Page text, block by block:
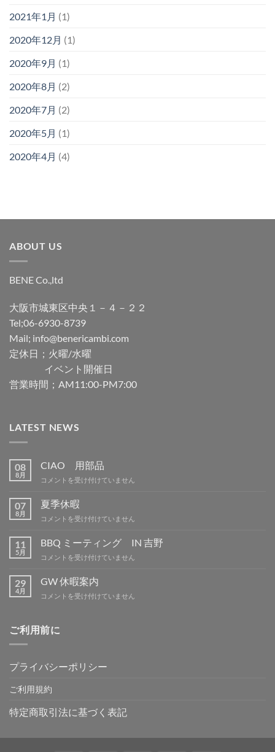
2021年1月 (1)
2020年12月 (1)
2020年9月 (1)
2020年8月 (2)
2020年7月 (2)
2020年5月 (1)
2020年4月 (4)
ABOUT US
BENE Co.,ltd
大阪市城東区中央１－４－２２
Tel;06-6930-8739
Mail; info@benericambi.com
定休日；火曜/水曜
イベント開催日
営業時間；AM11:00-PM7:00
LATEST NEWS
08
8月
CIAO 用部品
CIAO
部
品
は
コメントを受け付けていません
07
8月
夏季休暇
夏
休
暇
は
コメントを受け付けていません
11
5月
BBQ ミーティング IN 吉野
BBQ
ー
テ
ィ
IN
コメントを受け付けていません
29
4月
GW 休暇案内
GW
案
内
コメントを受け付けていません
ご利用前に
プライバシーポリシー
ご利用規約
特定商取引法に基づく表記